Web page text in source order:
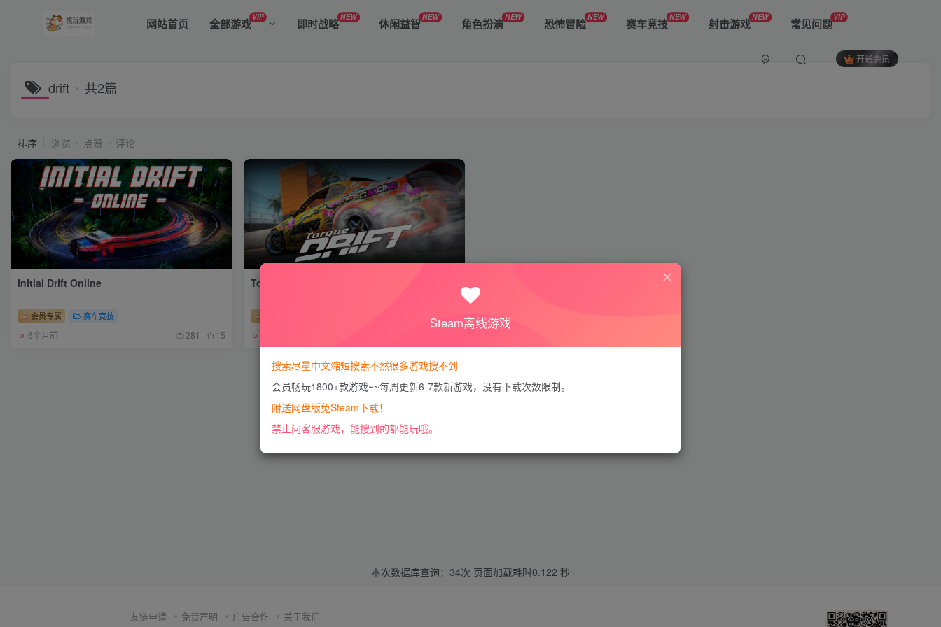
网站首页 全部游戏VIP 即时战略NEW 休闲益智NEW 角色扮演NEW 恐怖冒险NEW 赛车竞技NEW 射击游戏NEW 常见问题VIP
开通会员
drift 共2篇
排序 浏览 点赞 评论
Initial Drift Online
会员专属 赛车竞技
6个月前 281 15
Torque Drift扭矩漂移
本次数据库查询：34次 页面加载耗时0.122 秒
友链申请 免责声明 广告合作 关于我们
Steam离线游戏
搜索尽量中文缩短搜索不然很多游戏搜不到
会员畅玩1800+款游戏~~每周更新6-7款新游戏，没有下载次数限制。
附送网盘版免Steam下载！
禁止问客服游戏，能搜到的都能玩哦。